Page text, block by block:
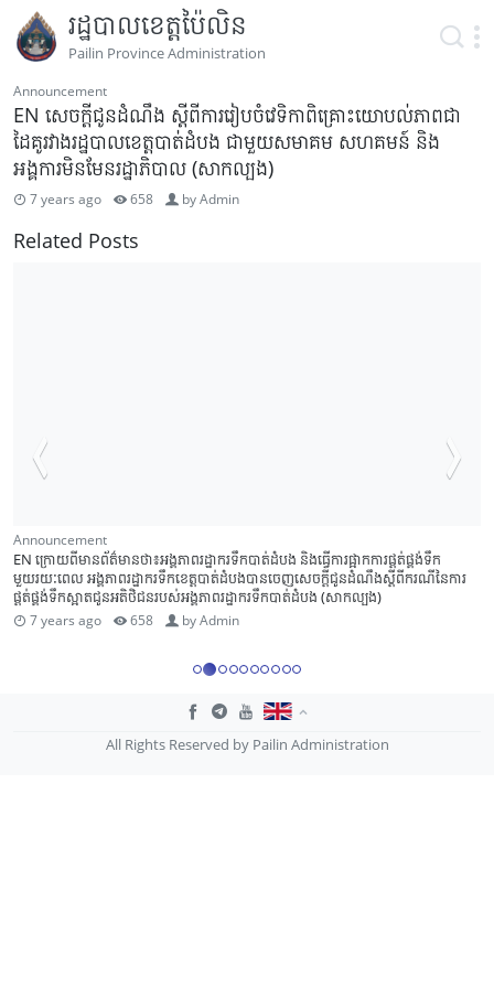
រដ្ឋបាលខេត្តប៉ៃលិន
Pailin Province Administration
Announcement
EN សេចក្តីជូនដំណឹង ស្តីពីការរៀបចំវេទិកាពិគ្រោះយោបល់ភាពជា
ដៃគូរវាងរដ្ឋបាលខេត្តបាត់ដំបង ជាមួយសមាគម សហគមន៍ និង
អង្គការមិនមែនរដ្ឋាភិបាល (សាកល្បង)
7 years ago 658 byAdmin
Related Posts
Announcement
EN ក្រោយពីមានព័ត៌មានថា៖អង្គភាពរដ្ឋាករទឹកបាត់ដំបង និងធ្វើការផ្អាកការផ្តត់ផ្គង់ទឹក
មួយរយៈពេល អង្គភាពរដ្ឋាករទឹកខេត្តបាត់ដំបងបានចេញសេចក្តីជូនដំណឹងស្តីពីករណីនៃការ
ផ្តត់ផ្គង់ទឹកស្អាតជូនអតិថិជនរបស់អង្គភាពរដ្ឋាករទឹកបាត់ដំបង (សាកល្បង)
7 years ago 658 byAdmin
All Rights Reserved by Pailin Administration